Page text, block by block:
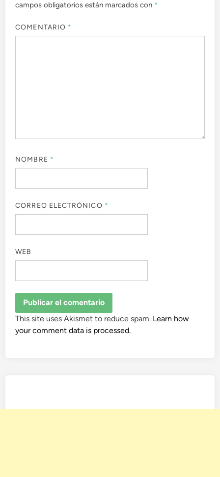
campos obligatorios están marcados con *
COMENTARIO *
NOMBRE *
CORREO ELECTRÓNICO *
WEB
This site uses Akismet to reduce spam. Learn how
your comment data is processed.